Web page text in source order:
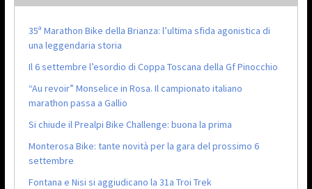
35ª Marathon Bike della Brianza: l’ultima sfida agonistica di
una leggendaria storia
Il 6 settembre l’esordio di Coppa Toscana della Gf Pinocchio
“Au revoir” Monselice in Rosa. Il campionato italiano
marathon passa a Gallio
Si chiude il Prealpi Bike Challenge: buona la prima
Monterosa Bike: tante novità per la gara del prossimo 6
settembre
Fontana e Nisi si aggiudicano la 31a Troi Trek